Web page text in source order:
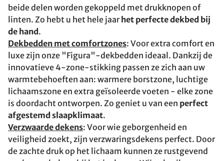
beide delen worden gekoppeld met drukknopen of
linten. Zo hebt u het hele jaar het perfecte dekbed bij
de hand .
Dekbedden met comfortzones: Voor extra comfort en
luxe zijn onze "Figura"-dekbedden ideaal. Dankzij de
innovatieve 4-zone-stikking passen ze zich aan uw
warmtebehoeften aan: warmere borstzone, luchtige
lichaamszone en extra geïsoleerde voeten - elke zone
is doordacht ontworpen. Zo geniet u van een perfect
afgestemd slaapklimaat.
Verzwaarde dekens: Voor wie geborgenheid en
veiligheid zoekt, zijn verzwaringsdekens perfect. Door
de zachte druk op het lichaam kunnen ze rustgevend